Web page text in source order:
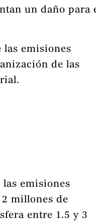
un daño para
las emisiones
de las
las emisiones
2 millones de
entre 1.5 y 3